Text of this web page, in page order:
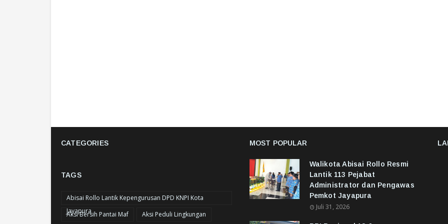
CATEGORIES
TAGS
Abisai Rollo Lantik Kepengurusan DPD KNPI Kota
Jayapura
Aksi Bersih Pantai Maf Aksi Peduli Lingkungan
MOST POPULAR
Walikota Abisai Rollo Resmi
Lantik 113 Pejabat
Administrator dan Pengawas
Pemkot Jayapura
Juli 31, 2026